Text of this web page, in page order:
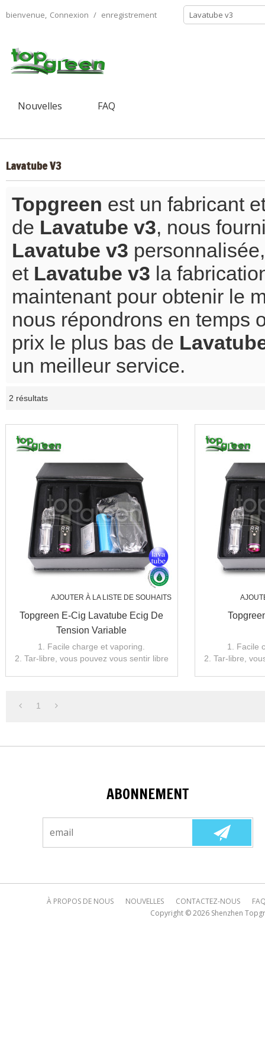
bienvenue, Connexion / enregistrement
Nouvelles FAQ
Lavatube V3
Topgreen est un fabricant
de Lavatube v3, nous
Lavatube v3
et Lavatube v3 la
maintenant pour obtenir le
nous répondrons en temps
prix le plus bas de
un meilleur service.
2 résultats
AJOUTER À LA LISTE DE SOUHAITS
Topgreen E-Cig Lavatube Ecig De
Tension Variable
1. Facile charge et vaporing.
2. Tar-libre, vous pouvez vous sentir libre
1. Facile
2. Tar-libre,
1
ABONNEMENT
À PROPOS DE NOUS NOUVELLES CONTACTEZ-NOUS
Copyright © 2026 Shenzhen